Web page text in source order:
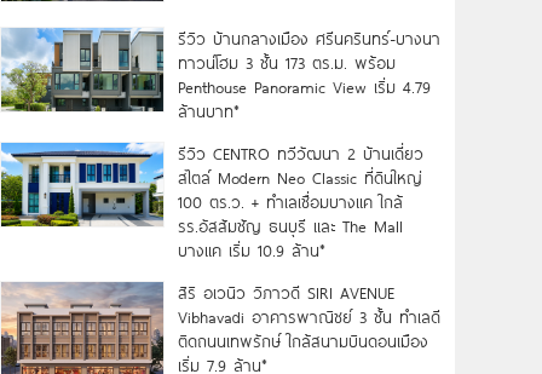
รีวิว บ้านกลางเมือง ศรีนครินทร์-บางนา
ทาวน์โฮม 3 ชั้น 173 ตร.ม. พร้อม
Penthouse Panoramic View เริ่ม 4.79
ล้านบาท*
รีวิว CENTRO ทวีวัฒนา 2 บ้านเดี่ยว
สไตล์ Modern Neo Classic ที่ดินใหญ่
100 ตร.ว. + ทำเลเชื่อมบางแค ใกล้
รร.อัสสัมชัญ ธนบุรี และ The Mall
บางแค เริ่ม 10.9 ล้าน*
สิริ อเวนิว วิภาวดี SIRI AVENUE
Vibhavadi อาคารพาณิชย์ 3 ชั้น ทำเลดี
ติดถนนเทพรักษ์ ใกล้สนามบินดอนเมือง
เริ่ม 7.9 ล้าน*